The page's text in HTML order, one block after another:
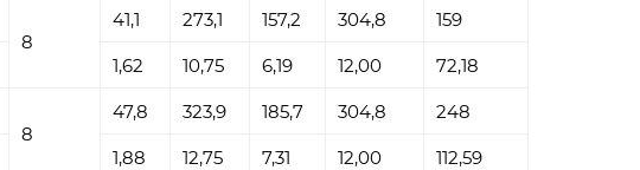
8
41,1 273,1 157,2 304,8
159
1,62 10,75 6,19 12,00 72,18
8
47,8 323,9 185,7 304,8
248
1,88 12,75 7,31 12,00 112,59